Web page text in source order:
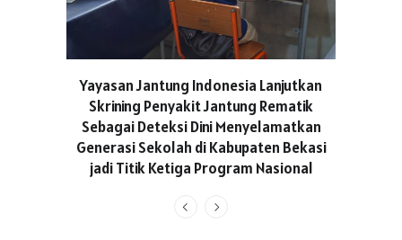
Yayasan Jantung Indonesia Lanjutkan
Skrining Penyakit Jantung Rematik
Sebagai Deteksi Dini Menyelamatkan
Generasi Sekolah di Kabupaten Bekasi
jadi Titik Ketiga Program Nasional